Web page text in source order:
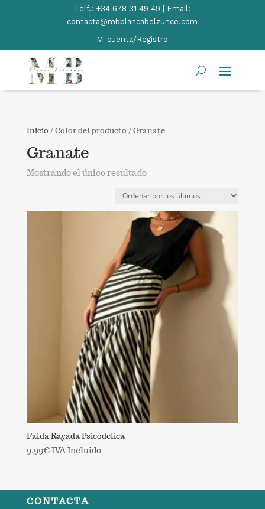
Telf.: +34 678 31 49 49 | Email:
contacta@mbblancabelzunce.com
Mi cuenta/Registro
Inicio / Color del producto / Granate
Granate
Mostrando el único resultado
Falda Rayada Psicodelica
9,99€IVA Incluido
CONTACTA